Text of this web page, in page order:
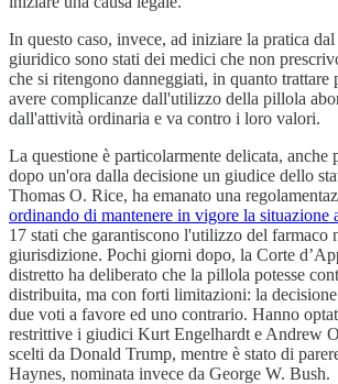
In questo caso, invece, ad iniziare la pratica
giuridico sono stati dei medici che non
che si ritengono danneggiati, in quanto trattare
avere complicanze dall'utilizzo della pillola
dall'attività ordinaria e va contro i loro valori.
La questione è particolarmente delicata, anche
dopo un'ora dalla decisione un giudice dello
Thomas O. Rice, ha emanato una
ordinando di mantenere in vigore la situazione
17 stati che garantiscono l'utilizzo del farmaco
giurisdizione. Pochi giorni dopo, la Corte
distretto ha deliberato che la pillola potesse
distribuita, ma con forti limitazioni: la decisione
due voti a favore ed uno contrario. Hanno
restrittive i giudici Kurt Engelhardt e Andrew
scelti da Donald Trump, mentre è stato di
Haynes, nominata invece da George W. Bush.